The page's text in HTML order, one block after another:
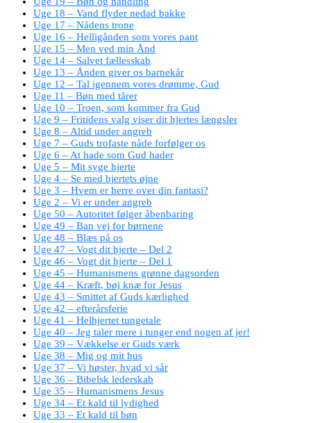
Uge 18 – Vand flyder nedad bakke
Uge 17 – Nådens trone
Uge 16 – Helligånden som vores pant
Uge 15 – Men ved min Ånd
Uge 14 – Salvet fællesskab
Uge 13 – Ånden giver os barnekår
Uge 12 – Tal igennem vores drømme, Gud
Uge 11 – Bøn med tårer
Uge 10 – Troen, som kommer fra Gud
Uge 9 – Fritidens valg viser dit hjertes længsler
Uge 8 – Altid under angreb
Uge 7 – Guds trofaste nåde forfølger os
Uge 6 – At hade som Gud hader
Uge 5 – Mit syge hjerte
Uge 4 – Se med hjertets øjne
Uge 3 – Hvem er herre over din fantasi?
Uge 2 – Vi er under angreb
Uge 50 – Autoritet følger åbenbaring
Uge 49 – Ban vej for børnene
Uge 48 – Blæs på os
Uge 47 – Vogt dit hjerte – Del 2
Uge 46 – Vogt dit hjerte – Del 1
Uge 45 – Humanismens grønne dagsorden
Uge 44 – Kræft, bøj knæ for Jesus
Uge 43 – Smittet af Guds kærlighed
Uge 42 – efterårsferie
Uge 41 – Helhjertet tungetale
Uge 40 – Jeg taler mere i tunger end nogen af jer!
Uge 39 – Vækkelse er Guds værk
Uge 38 – Mig og mit hus
Uge 37 – Vi høster, hvad vi sår
Uge 36 – Bibelsk lederskab
Uge 35 – Humanismens Jesus
Uge 34 – Et kald til lydighed
Uge 33 – Et kald til bøn